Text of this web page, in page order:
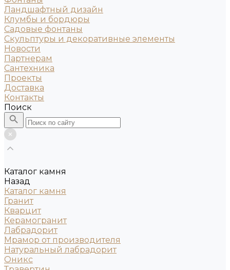
Ландшафтный дизайн
Клумбы и бордюры
Садовые фонтаны
Скульптуры и декоративные элементы
Новости
Партнерам
Сантехника
Проекты
Доставка
Контакты
Поиск
Каталог камня
Назад
Каталог камня
Гранит
Кварцит
Керамогранит
Лабрадорит
Мрамор от производителя
Натуральный лабрадорит
Оникс